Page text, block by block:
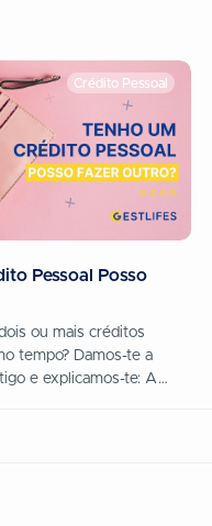
te: Podes também
Crédito Pessoal
Pessoal Posso
ou mais créditos
tempo? Damos-te a
e explicamos-te: A
a encontrar o...